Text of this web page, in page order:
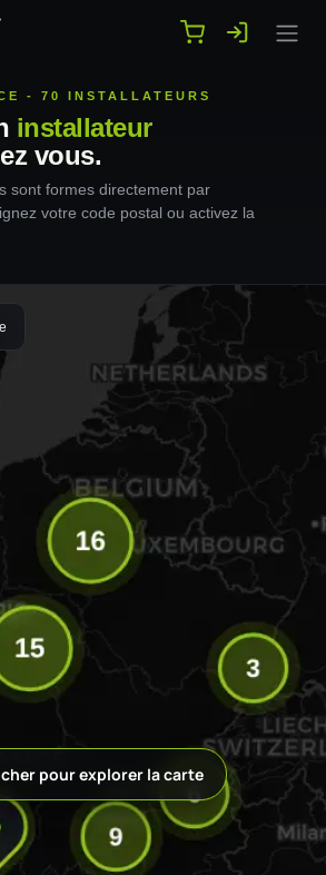
- 70 INSTALLATEURS
installateur
vous.
sont formes directement par
votre code postal ou activez la
pour explorer la carte